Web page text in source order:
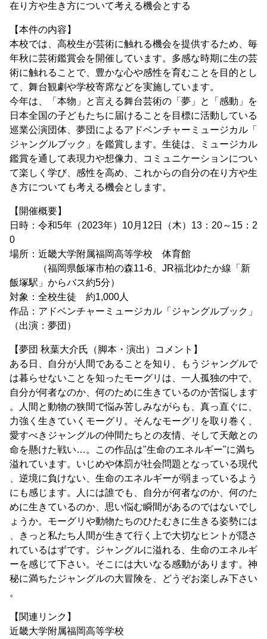
在り方や生き方について考える機会とする
【本件の内容】
本校では、高校生が芸術に触れる機会を提供するため、毎
年秋に芸術鑑賞会を開催しています。多感な時期に生の芸
術に触れることで、豊かな心や感性を育むことを目的とし
て、舞台観劇や学校寄席などを実施しています。
今年は、「本物」と言える舞台芸術の「夢」と「感動」を
日本全国の子どもたちに届けることを目標に活動している
巡業公演団体、夢団によるアドベンチャーミュージカル「
ジャングルブック」を鑑賞します。生徒は、ミュージカル
鑑賞を通して表現力や想像力、コミュニケーションについ
て楽しく学び、感性を高め、これからの自分の在り方や生
き方についても考える機会とします。
【開催概要】
日時：令和5年（2023年）10月12日（木）13：20～15：2
0
場所：近畿大学附属福岡高等学校 体育館
（福岡県飯塚市柏の森11-6、JR福北ゆたか線「新
飯塚駅」からバス約5分）
対象：全校生徒 約1,000人
作品：アドベンチャーミュージカル「ジャングルブック」
（出演：夢団）
【夢団 秋葉大介氏（脚本・演出）コメント】
ある日、自分が人間であることを知り、もうジャングルで
は暮らせないことを知ったモーグリは、一人孤独の中で、
自分が何者なのか、何のために生きているのか苦悩します
。人間と動物の狭間で悩み苦しみながらも、真っ直ぐに、
力強く生きていくモーグリ。そんなモーグリを取り巻く、
愛すべきジャングルの仲間たちとの友情、そして天敵との
命を懸けた戦い…。この作品は"生命のエネルギー"に満ち
溢れています。いじめや体罰が社会問題となっている現代
、逆境に負けない、生命のエネルギーが弱まっているよう
にも感じます。人には誰でも、自分が何者なのか、何のた
めに生きているのか、思い悩む瞬間があるのではないでし
ょうか。モーグリや動物たちのひたむきに生きる姿勢には
、きっと私たち人間が生きて行く上で大切なヒントが隠さ
れているはずです。ジャングルに溢れる、生命のエネルギ
ーを感じて下さい。そこには大いなる感動があります。神
秘に満ちたジャングルの大冒険を、どうぞお楽しみ下さい
。
【関連リンク】
近畿大学附属福岡高等学校